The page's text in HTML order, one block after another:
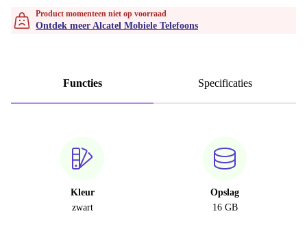
Product momenteen niet op voorraad
Ontdek meer Alcatel Mobiele Telefoons
Functies Specificaties
Kleur
zwart
Opslag
16 GB